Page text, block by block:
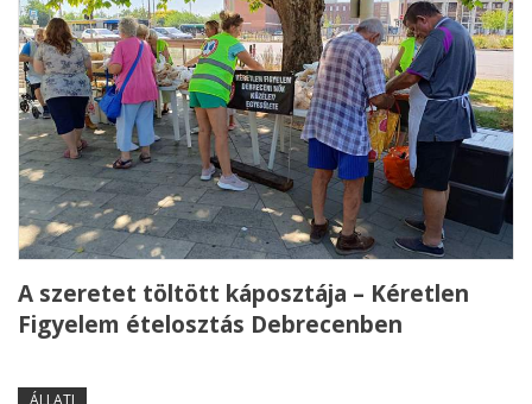
A szeretet töltött káposztája – Kéretlen
Figyelem ételosztás Debrecenben
ÁLLATI